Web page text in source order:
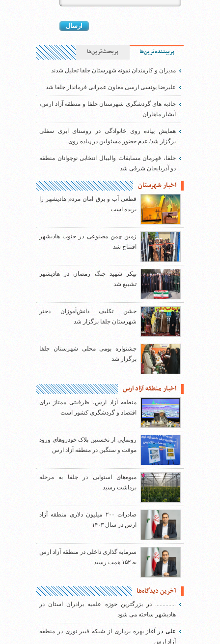
پربیننده‌ترین‌ها پربحث‌ترین‌ها
مدیران و کارمندان نمونه شهرستان جلفا تجلیل شدند
علیرضا یونسی ارسی معاون عمرانی فرماندار جلفا شد
جاذبه های گردشگری شهرستان جلفا و منطقه آزاد ارس،
آبشار ماهاران
همایش پیاده روی خانوادگی در روستای ایری سفلی
برگزار شد/ عدم حضور مسئولین در پیاده روی
جلفا، قهرمان مسابقات والیبال انتخابی نوجوانان منطقه
دو آذربایجان شرقی شد
اخبار شهرستان
قطعی آب و برق امان مردم هادیشهر را
بریده است
زمین چمن مصنوعی در جنوب هادیشهر
افتتاح شد
پیکر شهید جنگ رمضان در هادیشهر
تشییع شد
جشن تکلیف دانش‌آموزان دختر
شهرستان جلفا برگزار شد
جشنواره بومی محلی شهرستان جلفا
برگزار شد
اخبار منطقه آزاد ارس
منطقه آزاد ارس، ظرفیتی ممتاز برای
اقتصاد و گردشگری کشور است
رونمایی از نخستین پلاک خودروهای ورود
موقت و سنگین در منطقه آزاد ارس
میوه‌های استوایی در جلفا به مرحله
برداشت رسید
صادرات ۲۰۰ میلیون دلاری منطقه آزاد
ارس در سال ۱۴۰۳
سرمایه گذاری داخلی در منطقه آزاد ارس
به ۱۵۲ همت رسید
آخرین دیدگاه‌ها
..............دربزرگترین حوزه علمیه برادران استان در
هادیشهر ساخته می شود
علیدر
آغاز بهره برداری از شبکه فیبر نوری در منطقه
آزاد ارس